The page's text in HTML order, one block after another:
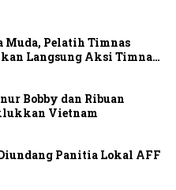
Muda, Pelatih Timnas
Langsung Aksi Timnas
Bobby dan Ribuan
Vietnam
Panitia Lokal AFF